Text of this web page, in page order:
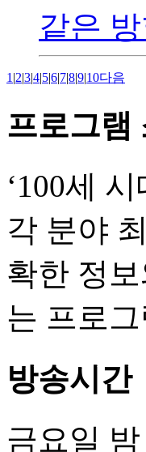
같은
1 |2|3|4|5|6|7|8|9|10다음
프로그램
‘100세
각 분야
확한 정
는 프로
방송시간
금요일